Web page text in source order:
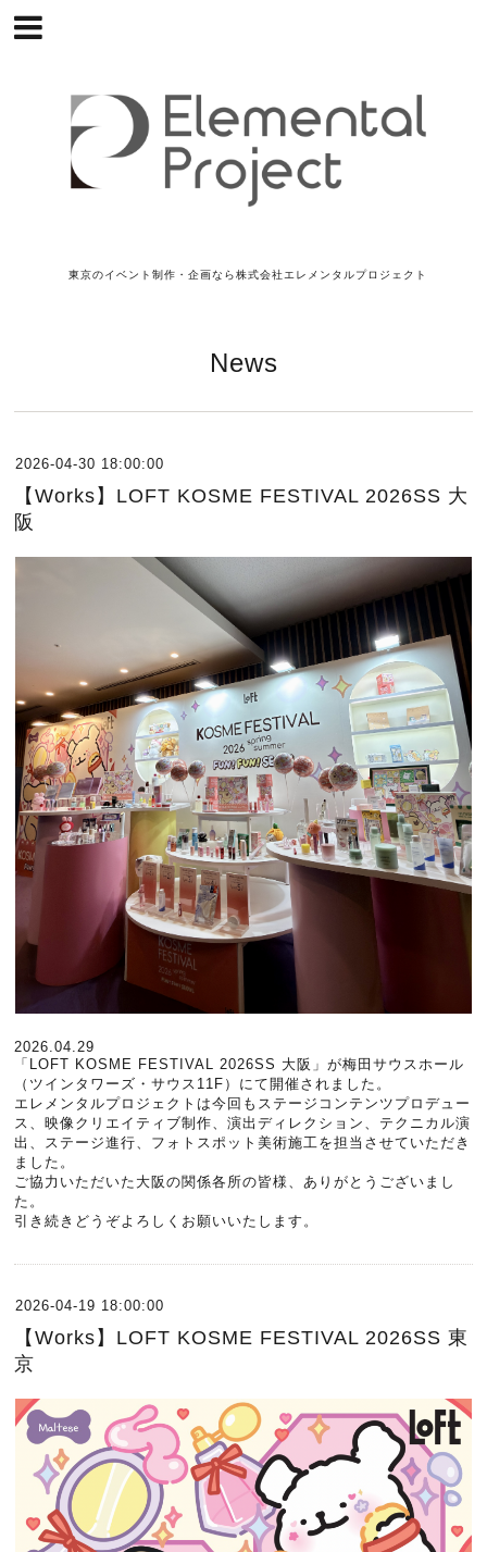
東京のイベント制作・企画なら株式会社エレメンタルプロジェクト
News
2026-04-30 18:00:00
【Works】LOFT KOSME FESTIVAL 2026SS 大
阪
2026.04.29
「LOFT KOSME FESTIVAL 2026SS 大阪」が梅田サウスホール
（ツインタワーズ・サウス11F）にて開催されました。
エレメンタルプロジェクトは今回もステージコンテンツプロデュー
ス、映像クリエイティブ制作、演出ディレクション、テクニカル演
出、ステージ進行、フォトスポット美術施工を担当させていただき
ました。
ご協力いただいた大阪の関係各所の皆様、ありがとうございまし
た。
引き続きどうぞよろしくお願いいたします。
2026-04-19 18:00:00
【Works】LOFT KOSME FESTIVAL 2026SS 東
京